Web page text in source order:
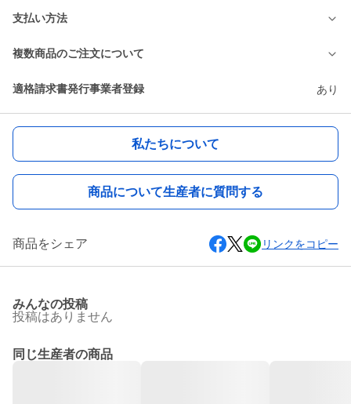
支払い方法
複数商品のご注文について
適格請求書発行事業者登録 あり
私たちについて
商品について生産者に質問する
商品をシェア リンクをコピー
みんなの投稿
投稿はありません
同じ生産者の商品